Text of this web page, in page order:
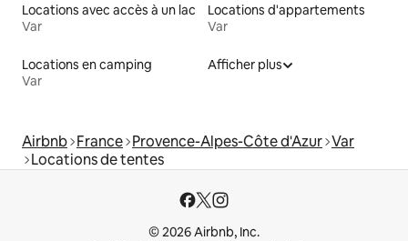
Locations avec accès à un lac
Var
Locations d'appartements
Var
Locations en camping
Var
Afficher plus
Airbnb France Provence-Alpes-Côte d'Azur Var
Locations de tentes
© 2026 Airbnb, Inc.